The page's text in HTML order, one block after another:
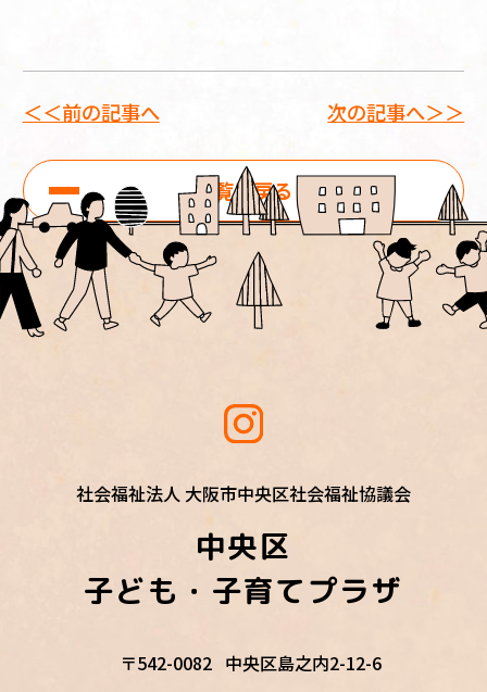
＜＜前の記事へ
一覧に戻る
次の記事へ＞＞
社会福祉法人 大阪市中央区社会福祉協議会
中央区
子ども・子育てプラザ
〒542-0082 中央区島之内2-12-6